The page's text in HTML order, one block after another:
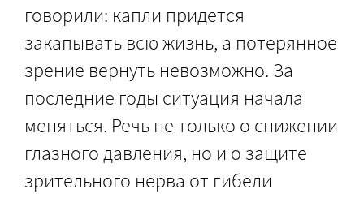
говорили: капли придется
закапывать всю жизнь, а потерянное
зрение вернуть невозможно. За
последние годы ситуация начала
меняться. Речь не только о снижении
глазного давления, но и о защите
зрительного нерва от гибели